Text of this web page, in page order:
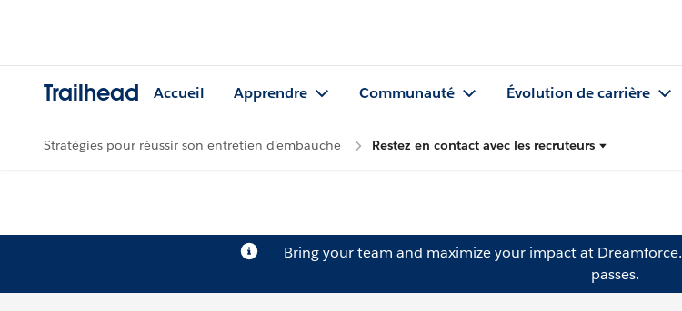
Trailhead Accueil Apprendre Communauté Évolution de carrière
Stratégies pour réussir son entretien d’embauche Restez en contact avec les recruteurs
Bring your team and maximize your impact at Dreamforce.
passes.